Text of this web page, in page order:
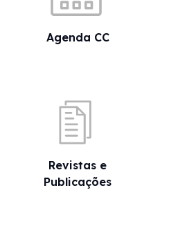
Agenda CC
Revistas e
Publicações